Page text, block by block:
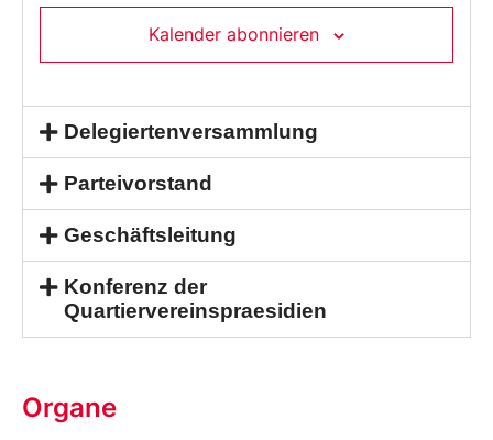
Kalender abonnieren
Delegiertenversammlung
Parteivorstand
Geschäftsleitung
Konferenz der
Quartiervereinspraesidien
Organe